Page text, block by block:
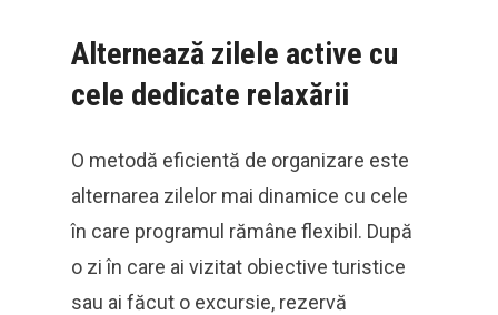
Alternează zilele active cu
cele dedicate relaxării
O metodă eficientă de organizare este
alternarea zilelor mai dinamice cu cele
în care programul rămâne flexibil. După
o zi în care ai vizitat obiective turistice
sau ai făcut o excursie, rezervă